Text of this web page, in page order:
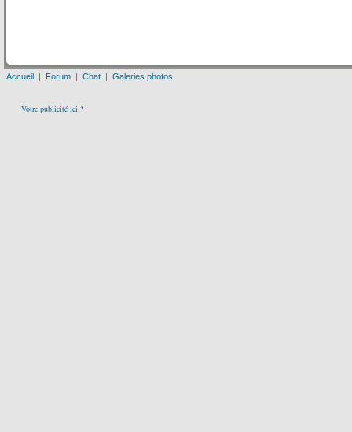
Accueil | Forum | Chat | Galeries photos
Votre publicité ici ?